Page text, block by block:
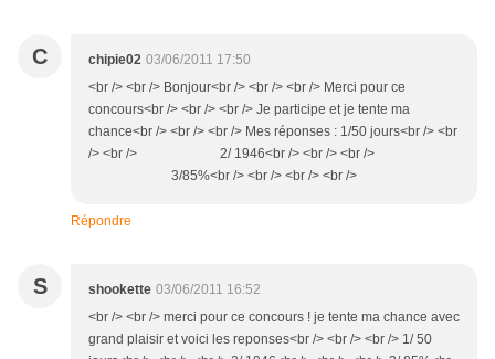
C chipie02 03/06/2011 17:50
<br /> <br /> Bonjour<br /> <br /> <br /> Merci pour ce
concours<br /> <br /> <br /> Je participe et je tente ma
chance<br /> <br /> <br /> Mes réponses : 1/50 jours<br /> <br
/> <br /> 2/ 1946<br /> <br /> <br />
3/85%<br /> <br /> <br /> <br />
Répondre
S shookette 03/06/2011 16:52
<br /> <br /> merci pour ce concours ! je tente ma chance avec
grand plaisir et voici les reponses<br /> <br /> <br /> 1/ 50